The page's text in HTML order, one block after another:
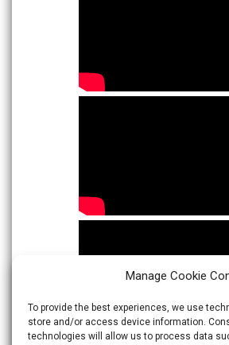
Manage Cookie
To provide the best experiences, we use
store and/or access device information.
technologies will allow us to process data